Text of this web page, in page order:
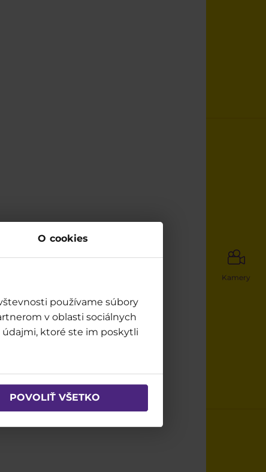
O cookies
používame súbory
v oblasti sociálnych
údajmi, ktoré ste im poskytli
POVOLIŤ VŠETKO
Kamery